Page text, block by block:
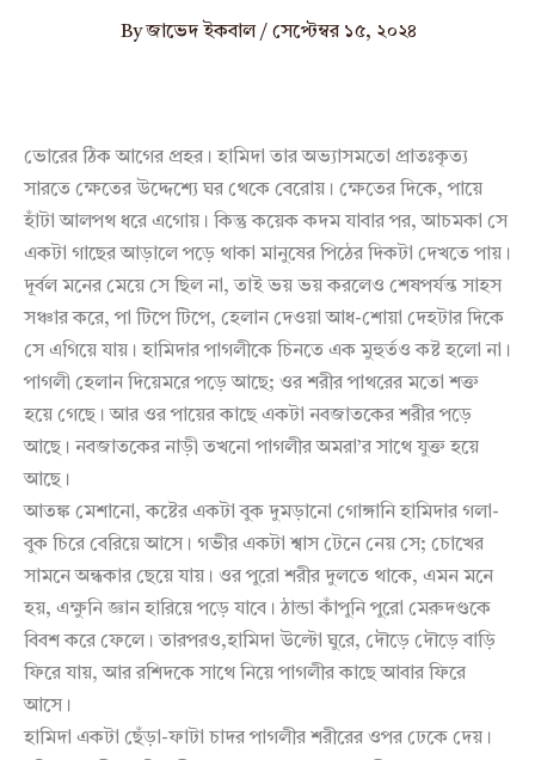
Byজাভেদ ইকবাল/ সেপ্টেম্বর ১৫, ২০২৪
ভোরের ঠিক আগের প্রহর। হামিদা তার অভ্যাসমতো প্রাতঃকৃত্য
সারতে ক্ষেতের উদ্দেশ্যে ঘর থেকে বেরোয়। ক্ষেতের দিকে, পায়ে
হাঁটা আলপথ ধরে এগোয়। কিন্তু কয়েক কদম যাবার পর, আচমকা সে
একটা গাছের আড়ালে পড়ে থাকা মানুষের পিঠের দিকটা দেখতে পায়।
দূর্বল মনের মেয়ে সে ছিল না, তাই ভয় ভয় করলেও শেষপর্যন্ত সাহস
সঞ্চার করে, পা টিপে টিপে, হেলান দেওয়া আধ-শোয়া দেহটার দিকে
সে এগিয়ে যায়। হামিদার পাগলীকে চিনতে এক মুহুর্তও কষ্ট হলো না।
পাগলী হেলান দিয়েমরে পড়ে আছে; ওর শরীর পাথরের মতো শক্ত
হয়ে গেছে। আর ওর পায়ের কাছে একটা নবজাতকের শরীর পড়ে
আছে। নবজাতকের নাড়ী তখনো পাগলীর অমরা’র সাথে যুক্ত হয়ে
আছে।
আতঙ্ক মেশানো, কষ্টের একটা বুক দুমড়ানো গোঙ্গানি হামিদার গলা-
বুক চিরে বেরিয়ে আসে। গভীর একটা শ্বাস টেনে নেয় সে; চোখের
সামনে অন্ধকার ছেয়ে যায়। ওর পুরো শরীর দুলতে থাকে, এমন মনে
হয়, এক্ষুনি জ্ঞান হারিয়ে পড়ে যাবে। ঠান্ডা কাঁপুনি পুরো মেরুদণ্ডকে
বিবশ করে ফেলে। তারপরও,হামিদা উল্টো ঘুরে, দৌড়ে দৌড়ে বাড়ি
ফিরে যায়, আর রশিদকে সাথে নিয়ে পাগলীর কাছে আবার ফিরে
আসে।
হামিদা একটা ছেঁড়া-ফাটা চাদর পাগলীর শরীরের ওপর ঢেকে দেয়।